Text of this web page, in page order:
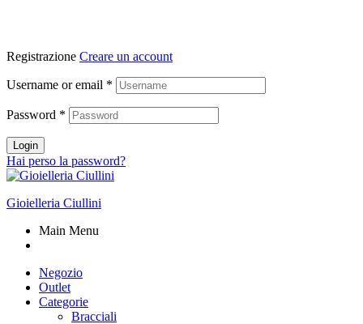
Registrazione Creare un account
Username or email *
Password *
Login
Hai perso la password?
Gioielleria Ciullini
Main Menu
Negozio
Outlet
Categorie
Bracciali